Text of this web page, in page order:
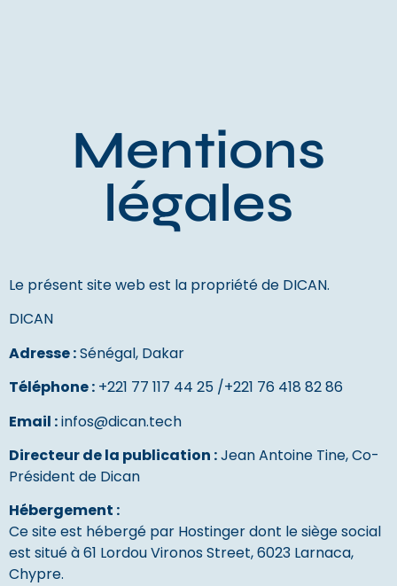
Mentions
légales
Le présent site web est la propriété de DICAN.
DICAN
Adresse :Sénégal, Dakar
Téléphone : +221 77 117 44 25 /+221 76 418 82 86
Email :infos@dican.tech
Directeur de la publication :Jean Antoine Tine, Co-
Président de Dican
Hébergement :
Ce site est hébergé par Hostinger dont le siège social
est situé à 61 Lordou Vironos Street, 6023 Larnaca,
Chypre.